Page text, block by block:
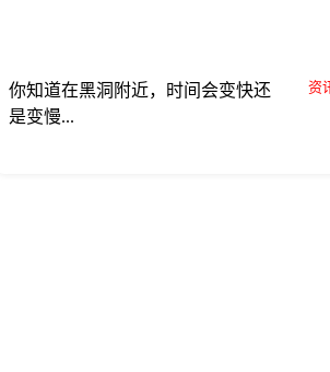
你知道在黑洞附近，时间会变快还
是变慢...
资